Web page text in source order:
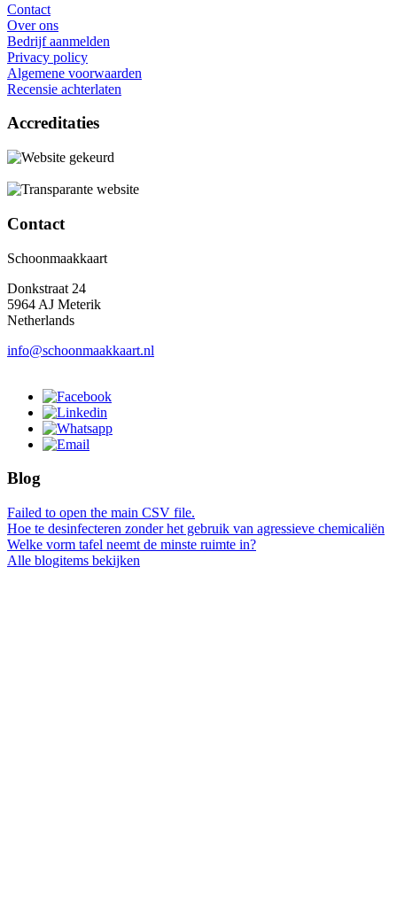
Contact
Over ons
Bedrijf aanmelden
Privacy policy
Algemene voorwaarden
Recensie achterlaten
Accreditaties
Contact
Schoonmaakkaart
Donkstraat 24
5964 AJ Meterik
Netherlands
info@schoonmaakkaart.nl
Blog
Failed to open the main CSV file.
Hoe te desinfecteren zonder het gebruik van agressieve chemicaliën
Welke vorm tafel neemt de minste ruimte in?
Alle blogitems bekijken